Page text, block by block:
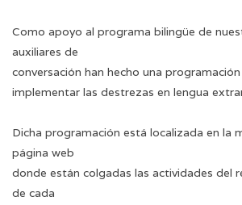
Como apoyo al programa bilingüe de
auxiliares de
conversación han hecho una
implementar las destrezas en lengua
Dicha programación está localizada en la
página web
donde están colgadas las actividades del
de cada